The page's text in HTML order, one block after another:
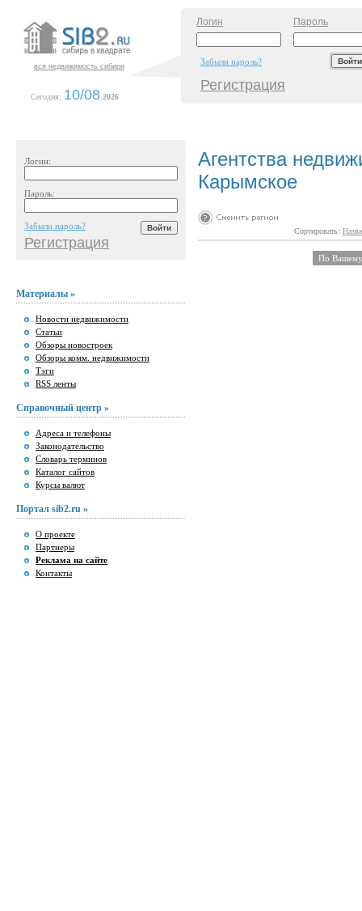
вся недвижимость сибири
Сегодня: 10/08 2026
Логин Пароль
Забыли пароль?
Регистрация
Логин:
Пароль:
Забыли пароль?
Регистрация
Материалы »
Новости недвижимости
Статьи
Обзоры новостроек
Обзоры комм. недвижимости
Тэги
RSS ленты
Справочный центр »
Адреса и телефоны
Законодательство
Словарь терминов
Каталог сайтов
Курсы валют
Портал sib2.ru »
О проекте
Партнеры
Реклама на сайте
Контакты
Агентства
Карымское
Сортировать:
По Вашему